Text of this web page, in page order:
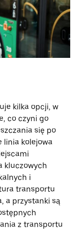
kilka opcji, w
co czyni go
się po
linia kolejowa
kluczowych
i
transportu
a przystanki są
z transportu